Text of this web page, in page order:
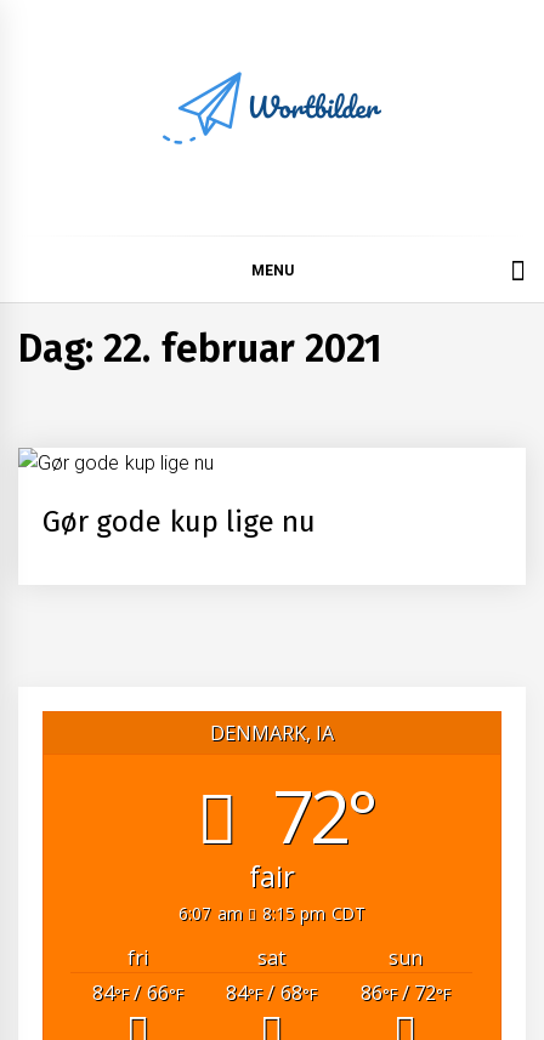
MENU
Dag:22. februar 2021
Gør gode kup lige nu
DENMARK, IA
72°
fair
6:07 am 8:15 pm CDT
fri sat
sun
84°F/ 66°F 84°F/ 68°F 86°F/ 72°F